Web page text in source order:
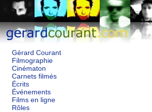
Gérard Courant
Filmographie
Cinématon
Carnets filmés
Écrits
Événements
Films en ligne
Rôles